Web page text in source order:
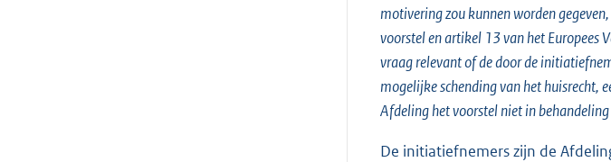
motivering zou kunnen worden
voorstel en artikel 13 van het Europees
vraag relevant of de door de
mogelijke schending van het huisrecht,
Afdeling het voorstel niet in
De initiatiefnemers zijn de